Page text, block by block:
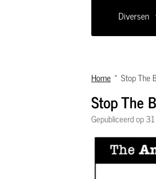
Diversen
Home » Stop The
Stop The
Gepubliceerd op